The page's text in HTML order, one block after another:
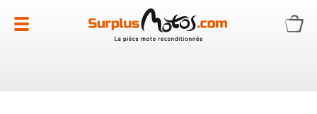
au
contenu